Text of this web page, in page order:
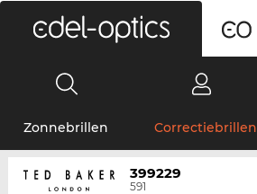
Zonnebrillen Correctiebrillen
399229
591